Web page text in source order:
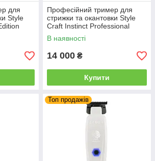
для
Style
Професійний тример для
стрижки та окантовки Style
Craft Instinct Professional
(INSTINCT TRIMMER)
В наявності
14 000 ₴
Купити
Топ продажів